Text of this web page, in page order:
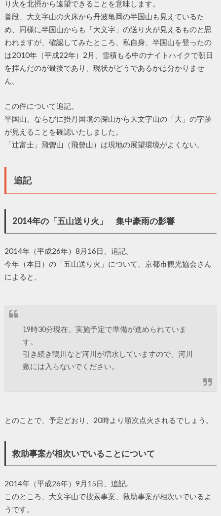
り火を北摂から遠望できることを意味します。
普段、大文字山の火床から丹波亀岡の半国山も見えているた
め、同様に半国山からも「大文字」の送り火が見えるものと思
われますが、確認してみたところ、私自身、半国山を登ったの
は2010年（平成22年）2月、雪積もる中のナイトハイクで朝日
を拝んだのが最後であり、現状がどうであるかは分かりませ
ん。
この件について追記。
半国山、ならびに摂丹国境の深山から大文字山の「大」の字跡
が見えることを確認いたしました。
「辻富士」飛曽山（飛曾山）は現地の展望環境がよくない。
追記
2014年の「五山送り火」 集中豪雨の影響
2014年（平成26年）8月16日、追記。
今年（本日）の「五山送り火」について、京都市観光協会さん
によると、
19時30分現在、実施予定で準備が進められていま
す。
引き続き鴨川など河川が増水していますので、河川
敷には入らないでください。
とのことで、予定どおり、20時より順次点火されるでしょう。
救助事案が相次いでいることについて
2014年（平成26年）9月15日、追記。
このところ、大文字山で捜索事案、救助事案が相次いでいるよ
うです。